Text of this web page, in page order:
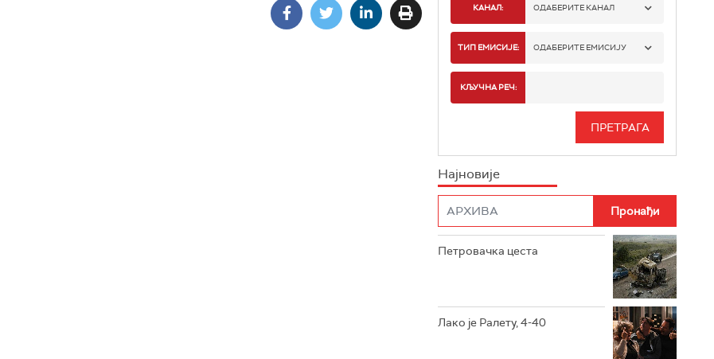
КАНАЛ: ОДАБЕРИТЕ КАНАЛ
РТС 1
РТС 3
РТС КЛАСИКА
РТС ТРЕЗОР
ТИП ЕМИСИЈЕ: ОДАБЕРИТЕ ЕМИСИЈУ
КЉУЧНА РЕЧ:
Најновије
Петровачка цеста
Лако је Ралету, 4-40